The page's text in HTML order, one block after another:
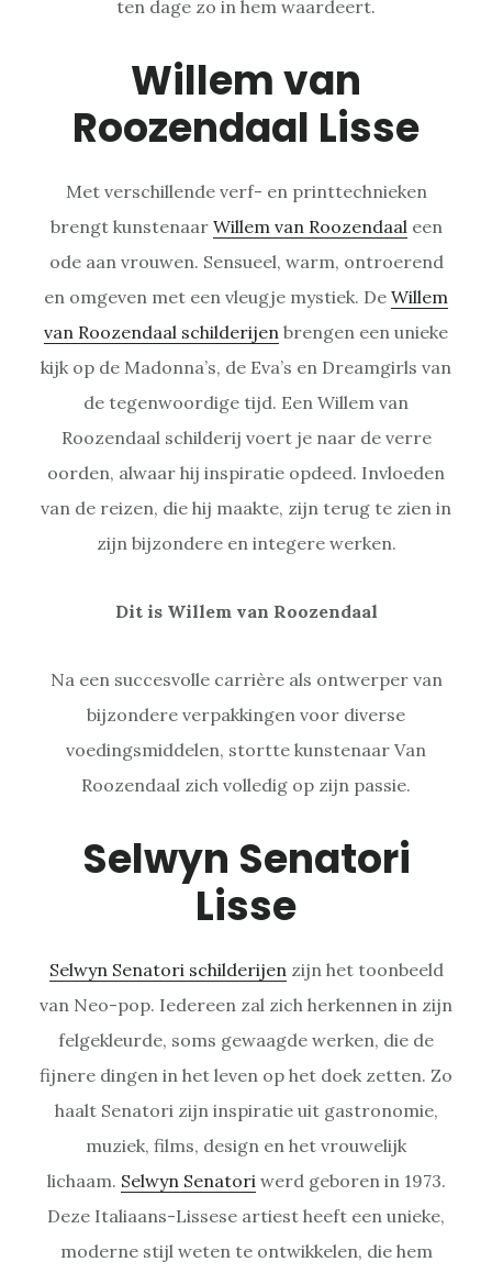
ten dage zo in hem waardeert.
Willem van
Roozendaal Lisse
Met verschillende verf- en printtechnieken
brengt kunstenaar Willem van Roozendaal een
ode aan vrouwen. Sensueel, warm, ontroerend
en omgeven met een vleugje mystiek. De Willem
van Roozendaal schilderijen brengen een unieke
kijk op de Madonna’s, de Eva’s en Dreamgirls van
de tegenwoordige tijd. Een Willem van
Roozendaal schilderij voert je naar de verre
oorden, alwaar hij inspiratie opdeed. Invloeden
van de reizen, die hij maakte, zijn terug te zien in
zijn bijzondere en integere werken.
Dit is Willem van Roozendaal
Na een succesvolle carrière als ontwerper van
bijzondere verpakkingen voor diverse
voedingsmiddelen, stortte kunstenaar Van
Roozendaal zich volledig op zijn passie.
Selwyn Senatori
Lisse
Selwyn Senatori schilderijen zijn het toonbeeld
van Neo-pop. Iedereen zal zich herkennen in zijn
felgekleurde, soms gewaagde werken, die de
fijnere dingen in het leven op het doek zetten. Zo
haalt Senatori zijn inspiratie uit gastronomie,
muziek, films, design en het vrouwelijk
lichaam. Selwyn Senatori werd geboren in 1973.
Deze Italiaans-Lissese artiest heeft een unieke,
moderne stijl weten te ontwikkelen, die hem